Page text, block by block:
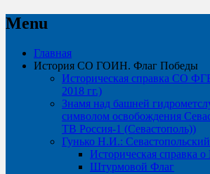
Menu
Skip
Главная
История СО ГОИН. Флаг Победы
Историческая справка СО
2018 гг.)
Знамя над башней
символом освобождения
ТВ Россия-1 (Севастополь))
Гунько Н.И.:
Историческая справка
Штурмовой Флаг